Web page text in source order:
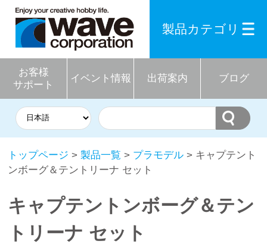
お客様
サポート
イベント情報 出荷案内 ブログ
製品カテゴリ
トップページ > 製品一覧 > プラモデル > キャプテント
ンボーグ＆テントリーナ セット
キャプテントンボーグ＆テン
トリーナ セット